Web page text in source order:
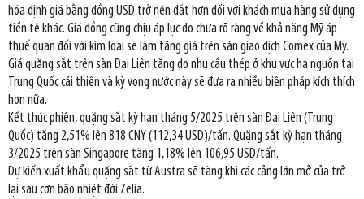
hóa định giá bằng đồng USD trở nên đắt hơn đối với khách mua hàng sử dụng
tiền tệ khác. Giá đồng cũng chịu áp lực do chưa rõ ràng về khả năng Mỹ áp
thuế quan đối với kim loại sẽ làm tăng giá trên sàn giao dịch Comex của Mỹ.
Giá quặng sắt trên sàn Đại Liên tăng do nhu cầu thép ở khu vực hạ nguồn tại
Trung Quốc cải thiện và kỳ vọng nước này sẽ đưa ra nhiều biện pháp kích thích
hơn nữa.
Kết thúc phiên, quặng sắt kỳ hạn tháng 5/2025 trên sàn Đại Liên (Trung
Quốc) tăng 2,51% lên 818 CNY (112,34 USD)/tấn. Quặng sắt kỳ hạn tháng
3/2025 trên sàn Singapore tăng 1,18% lên 106,95 USD/tấn.
Dự kiến xuất khẩu quặng sắt từ Austra sẽ tăng khi các cảng lớn mở cửa trở
lại sau cơn bão nhiệt đới Zelia.